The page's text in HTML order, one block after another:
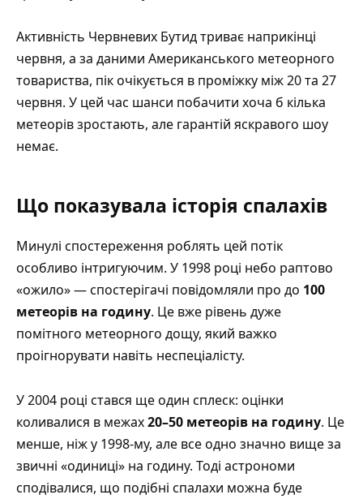
Активність Червневих Бутид триває наприкінці
червня, а за даними Американського метеорного
товариства, пік очікується в проміжку між 20 та 27
червня. У цей час шанси побачити хоча б кілька
метеорів зростають, але гарантій яскравого шоу
немає.
Що показувала історія спалахів
Минулі спостереження роблять цей потік
особливо інтригуючим. У 1998 році небо раптово
«ожило» — спостерігачі повідомляли про до 100
метеорів на годину. Це вже рівень дуже
помітного метеорного дощу, який важко
проігнорувати навіть неспеціалісту.
У 2004 році стався ще один сплеск: оцінки
коливалися в межах20–50 метеорів на годину. Це
менше, ніж у 1998-му, але все одно значно вище за
звичні «одиниці» на годину. Тоді астрономи
сподівалися, що подібні спалахи можна буде